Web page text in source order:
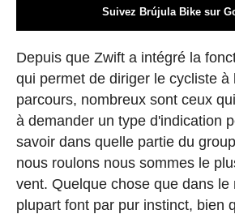
Suivez Brújula Bike sur
Depuis que Zwift a intégré la
qui permet de diriger le cycliste à
parcours, nombreux sont ceux
à demander un type d'indication
savoir dans quelle partie du
nous roulons nous sommes le
vent. Quelque chose que dans le
plupart font par pur instinct, bien